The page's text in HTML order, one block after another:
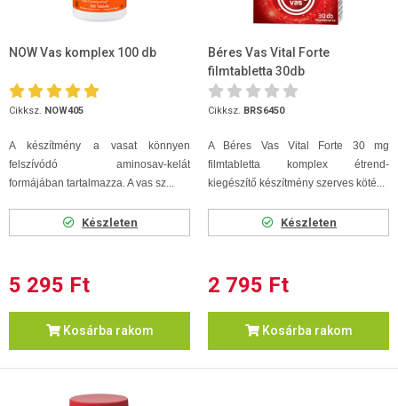
NOW Vas komplex 100 db
Cikksz. NOW405
A készítmény a vasat könnyen
felszívódó aminosav-kelát
formájában tartalmazza. A vas sz...
Készleten
5 295 Ft
Kosárba rakom
Béres Vas Vital Forte
filmtabletta 30db
Cikksz. BRS6450
A Béres Vas Vital Forte 30 mg
filmtabletta komplex étrend-
kiegészítő készítmény szerves köté...
Készleten
2 795 Ft
Kosárba rakom